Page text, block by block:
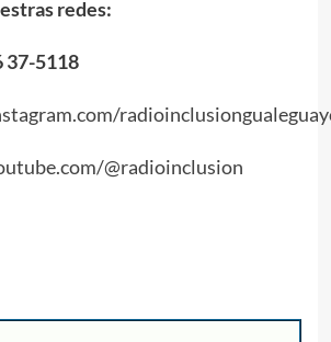
redes:
37-5118
@radioinclusion